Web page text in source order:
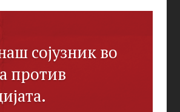
сојузник во
против